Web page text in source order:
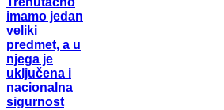
imamo jedan
veliki
predmet, a u
njega je
uključena i
nacionalna
sigurnost